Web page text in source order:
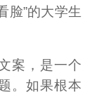
脸”的大学生
案，是一个
。如果根本